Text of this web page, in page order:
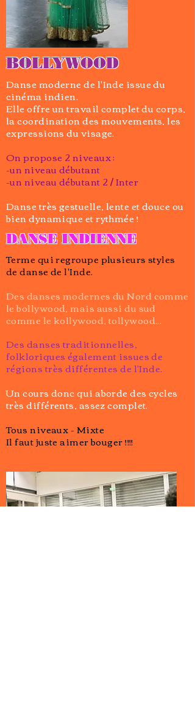
BOLLYWOOD
Danse moderne de l'Inde issue du
cinéma indien.
Elle offre un travail complet du corps,
la coordination des mouvements, les
expressions du visage.
On propose 2 niveaux :
-un niveau débutant
-un niveau débutant 2 / Inter
Danse très gestuelle, lente et douce ou
bien dynamique et rythmée !
DANSE INDIENNE
Terme qui regroupe plusieurs styles
de danse de l'Inde.
Des danses modernes du Nord comme
le bollywood, mais aussi du sud
comme le kollywood, tollywood...
Des danses traditionnelles,
folkloriques également issues de
régions très différentes de l'Inde.
Un cours donc qui aborde des cycles
très différents, assez complet.
Tous niveaux - Mixte
Il faut juste aimer bouger !!!!